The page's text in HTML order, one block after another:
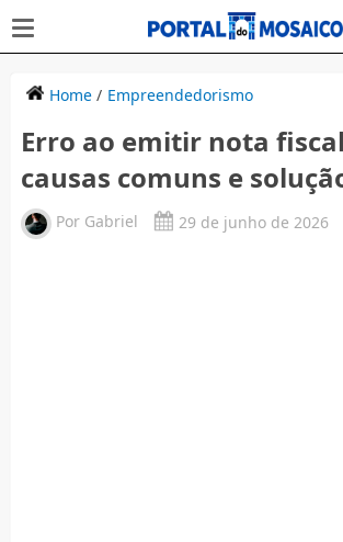
Home/ Empreendedorismo
Erro ao emitir nota
causas comuns e
Por Gabriel 29 de junho de 2026